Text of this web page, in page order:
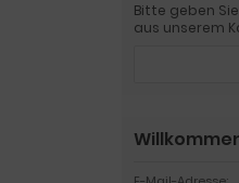
Bitte geben
aus unserem